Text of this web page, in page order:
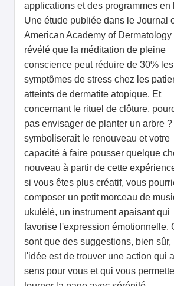
applications et des programmes en
Une étude publiée dans le Journal
American Academy of Dermatology
révélé que la méditation de pleine
conscience peut réduire de 30% les
symptômes de stress chez les
atteints de dermatite atopique. Et
concernant le rituel de clôture,
pas envisager de planter un arbre
symboliserait le renouveau et votre
capacité à faire pousser quelque
nouveau à partir de cette
si vous êtes plus créatif, vous
composer un petit morceau de
ukulélé, un instrument apaisant qui
favorise l'expression émotionnelle.
sont que des suggestions, bien sûr,
l'idée est de trouver une action qui
sens pour vous et qui vous